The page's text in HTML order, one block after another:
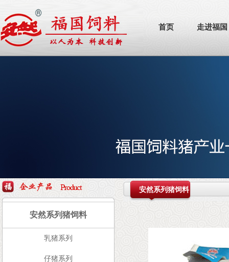
首页 走进福国
安然系列猪饲料
乳猪系列
仔猪系列
安然系列猪饲料